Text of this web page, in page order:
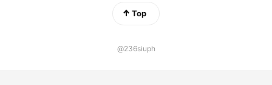
Top
@236siuph